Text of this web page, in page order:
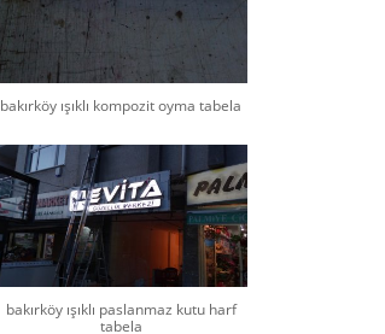
bakırköy ışıklı kompozit oyma tabela
bakırköy ışıklı paslanmaz kutu harf
tabela